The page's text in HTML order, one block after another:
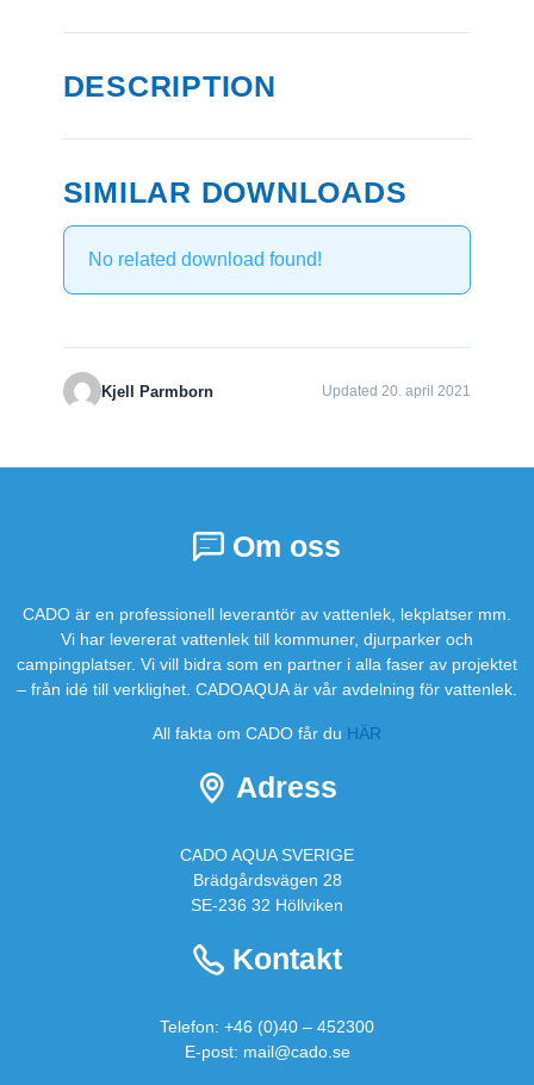
DESCRIPTION
SIMILAR DOWNLOADS
No related download found!
Kjell Parmborn Updated 20. april 2021
Om oss
CADO är en professionell leverantör av vattenlek, lekplatser mm.
Vi har levererat vattenlek till kommuner, djurparker och
campingplatser. Vi vill bidra som en partner i alla faser av projektet
– från idé till verklighet. CADOAQUA är vår avdelning för vattenlek.
All fakta om CADO får du HÄR
Adress
CADO AQUA SVERIGE
Brädgårdsvägen 28
SE-236 32 Höllviken
Kontakt
Telefon: +46 (0)40 – 452300
E-post: mail@cado.se